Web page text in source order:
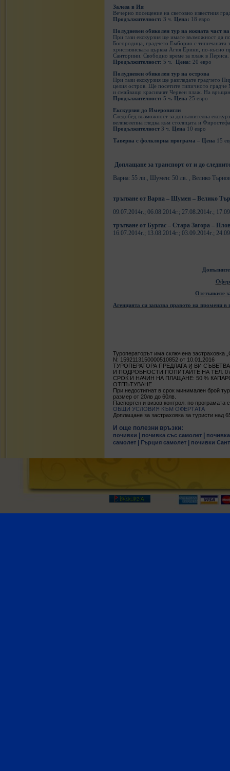
Залеза в Ия
Вечерно посещение на световно известния
Продължителност: 3 ч. Цена: 18 евро
Полудневен обиколен тур на южната част на
При тази екскурзия ще имате възможност да
Богородица, градчето Емборио с типичаната
християнската църква Агия Ерини, по-късно
Санторини. Свободно време за плаж в Периса.
Продължителност: 5 ч. Цена: 20 евро
Полудневен обиколен тур на острова
При тази екскурзия ще разгледате градчето
целия остров. Ще посетите типичното градче
и смайващо красивият Червен плаж. На
Продължителност: 5 ч. Цена 25 евро
Екскурзия до Имеровигли
Следобед възможност за допълнителна
великолепна гледка към столицата и
Продължителност 3 ч. Цена 10 евро
Таверна с фолклорна програма – Цена 15
Доплащане за транспорт от и до
Варна: 55 лв., Шумен: 50 лв. , Велико
тръгване от Варна – Шумен – Велико
09.07.2014г.; 06.08.2014г.; 27.08.2014г.;
тръгване от Бургас – Стара Загора –
16.07.2014г.; 13.08.2014г.; 03.09.2014г.;
Отстъпките
Агенцията си запазва правото на промени в
Туроператорът има сключена
N: 1592113150000510852 от 10.01.2016
ТУРОПЕРАТОРА ПРЕДЛАГА И ВИ
И ПОДРОБНОСТИ ПОПИТАЙТЕ НА ТЕЛ.
СРОК И НАЧИН НА ПЛАЩАНЕ: 50 %
ОТПЪТУВАНЕ
При недостигнат в срок минимален брой
размер от 20лв до 60лв.
Паспортен и визов контрол: по програмата
ОБЩИ УСЛОВИЯ КЪМ ОФЕРТАТА
Доплащане за застраховка за туристи над
И още полезни връзки:
почивки почивка със самолет
самолет
Гърция самолет почивки